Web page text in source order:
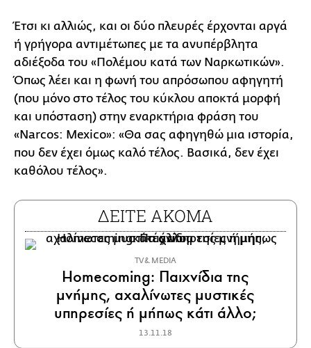
Έτσι κι αλλιώς, και οι δύο πλευρές έρχονται αργά
ή γρήγορα αντιμέτωπες με τα ανυπέρβλητα
αδιέξοδα του «Πολέμου κατά των Ναρκωτικών».
Όπως λέει και η φωνή του απρόσωπου αφηγητή
(που μόνο στο τέλος του κύκλου αποκτά μορφή
και υπόσταση) στην εναρκτήρια φράση του
«Narcos: Mexico»: «Θα σας αφηγηθώ μια ιστορία,
που δεν έχει όμως καλό τέλος. Βασικά, δεν έχει
καθόλου τέλος».
ΔΕΙΤΕ ΑΚΟΜΑ
TV & MEDIA
Homecoming: Παιχνίδια της
μνήμης, αχαλίνωτες μυστικές
υπηρεσίες ή μήπως κάτι άλλο;
13.11.18